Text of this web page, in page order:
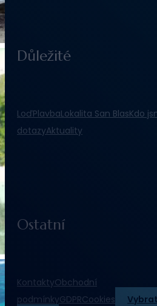
Důležité
LoďPlavbaLokalita San BlasKdo
dotazyAktuality
Ostatní
KontaktyObchodní
podmínkyGDPRCookies
Vybrat